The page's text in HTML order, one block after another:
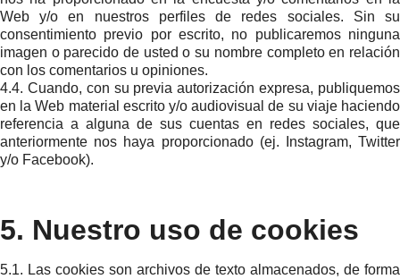
Web y/o en nuestros perfiles de redes sociales. Sin su
consentimiento previo por escrito, no publicaremos ninguna
imagen o parecido de usted o su nombre completo en relación
con los comentarios u opiniones.
4.4. Cuando, con su previa autorización expresa, publiquemos
en la Web material escrito y/o audiovisual de su viaje haciendo
referencia a alguna de sus cuentas en redes sociales, que
anteriormente nos haya proporcionado (ej. Instagram, Twitter
y/o Facebook).
5. Nuestro uso de cookies
5.1. Las cookies son archivos de texto almacenados, de forma